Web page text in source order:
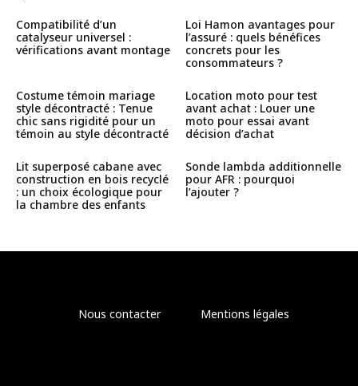
Compatibilité d’un
catalyseur universel :
vérifications avant montage
Loi Hamon avantages pour
l’assuré : quels bénéfices
concrets pour les
consommateurs ?
Costume témoin mariage
style décontracté : Tenue
chic sans rigidité pour un
témoin au style décontracté
Location moto pour test
avant achat : Louer une
moto pour essai avant
décision d’achat
Lit superposé cabane avec
construction en bois recyclé
: un choix écologique pour
la chambre des enfants
Sonde lambda additionnelle
pour AFR : pourquoi
l’ajouter ?
Nous contacter Mentions légales